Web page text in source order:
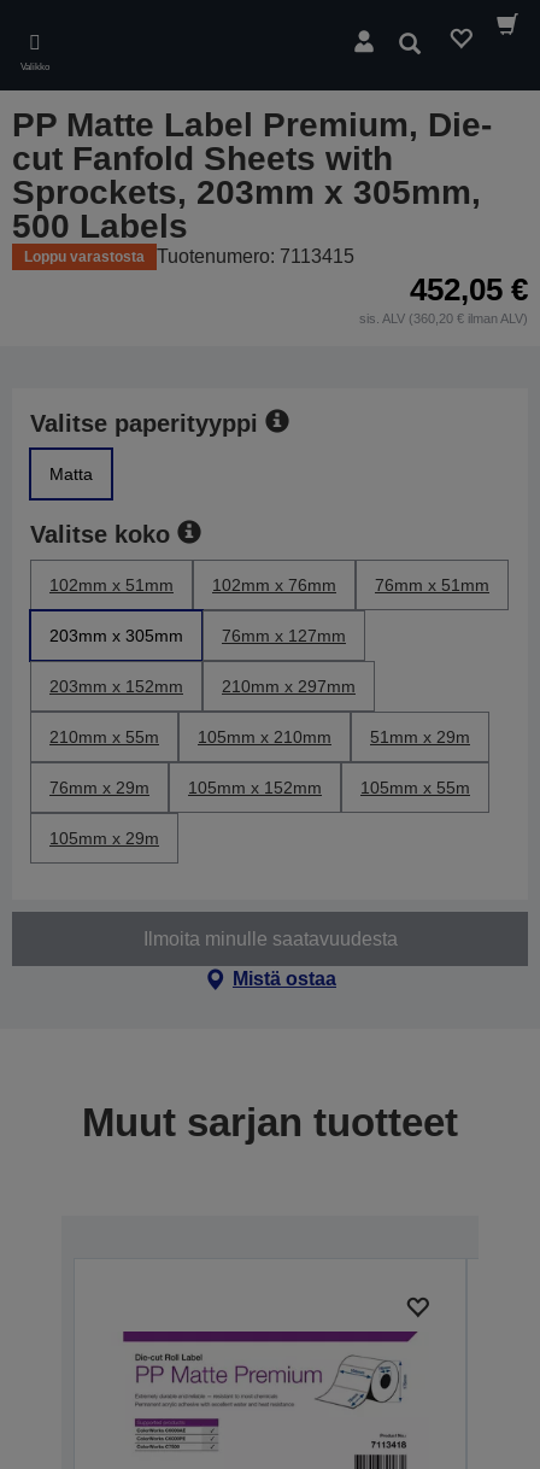
main
content
Valikko
Hae
PP Matte Label Premium, Die-
cut Fanfold Sheets with
Sprockets, 203mm x 305mm,
500 Labels
Loppu varastosta Tuotenumero: 7113415
452,05 €
sis. ALV (360,20 € ilman ALV)
Valitse paperityyppi
Matta
Valitse koko
102mm x 51mm 102mm x 76mm 76mm x 51mm
203mm x 305mm 76mm x 127mm
203mm x 152mm 210mm x 297mm
210mm x 55m 105mm x 210mm 51mm x 29m
76mm x 29m 105mm x 152mm 105mm x 55m
105mm x 29m
Ilmoita minulle saatavuudesta
Mistä ostaa
Muut sarjan tuotteet